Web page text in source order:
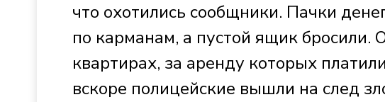
что охотились сообщники. Пачки
по карманам, а пустой ящик бросили.
квартирах, за аренду которых
вскоре полицейские вышли на след